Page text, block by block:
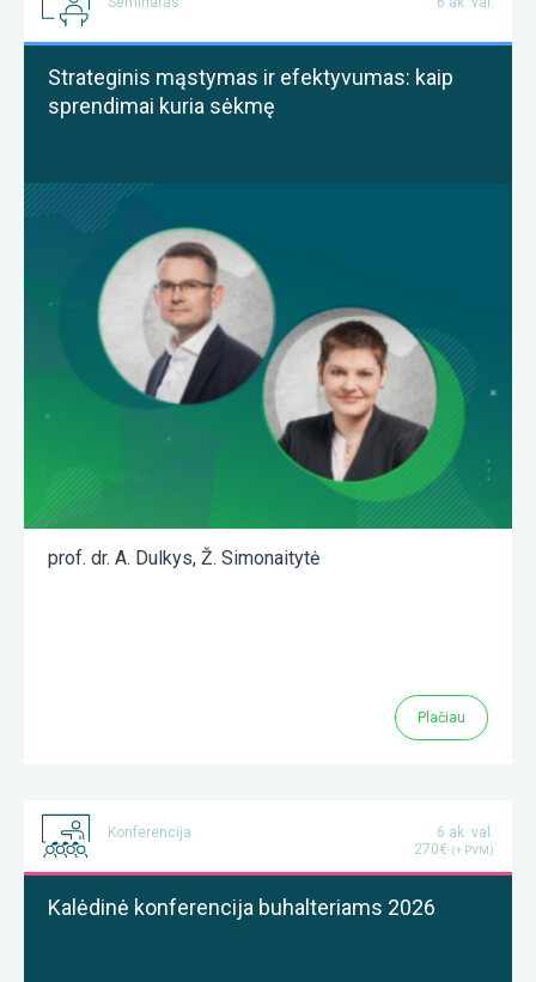
Strateginis mąstymas ir efektyvumas: kaip
sprendimai kuria sėkmę
prof. dr. A. Dulkys, Ž. Simonaitytė
Plačiau
Konferencija
6 ak. val.
270€ (+ PVM)
Kalėdinė konferencija buhalteriams 2026